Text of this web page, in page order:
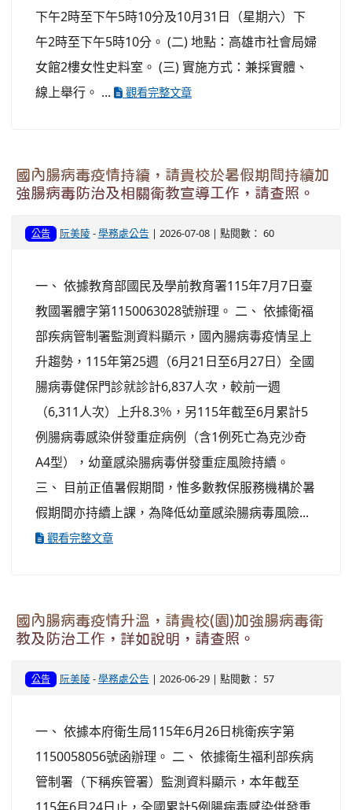
下午2時至下午5時10分及10月31日（星期六）下
午2時至下午5時10分。 (二) 地點：高雄市社會局婦
女館2樓女性史料室。 (三) 實施方式：兼採實體、
線上舉行。 ...
觀看完整文章
國內腸病毒疫情持續，請貴校於暑假期間持續加
強腸病毒防治及相關衛教宣導工作，請查照。
公告 阮美陵-學務處公告 | 2026-07-08 | 點閱數： 60
一、 依據教育部國民及學前教育署115年7月7日臺
教國署體字第1150063028號辦理。 二、 依據衛福
部疾病管制署監測資料顯示，國內腸病毒疫情呈上
升趨勢，115年第25週（6月21日至6月27日）全國
腸病毒健保門診就診計6,837人次，較前一週
（6,311人次）上升8.3％，另115年截至6月累計5
例腸病毒感染併發重症病例（含1例死亡為克沙奇
A4型），幼童感染腸病毒併發重症風險持續。
三、 目前正值暑假期間，惟多數教保服務機構於暑
假期間亦持續上課，為降低幼童感染腸病毒風險...
觀看完整文章
國內腸病毒疫情升溫，請貴校(園)加強腸病毒衛
教及防治工作，詳如說明，請查照。
公告 阮美陵-學務處公告 | 2026-06-29 | 點閱數： 57
一、 依據本府衛生局115年6月26日桃衛疾字第
1150058056號函辦理。 二、 依據衛生福利部疾病
管制署（下稱疾管署）監測資料顯示，本年截至